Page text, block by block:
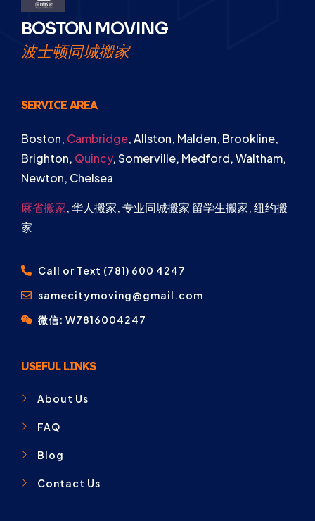
BOSTON MOVING
波士顿同城搬家
SERVICE AREA
Boston, Cambridge, Allston, Malden, Brookline,
Brighton, Quincy, Somerville, Medford, Waltham,
Newton, Chelsea
麻省搬家, 华人搬家, 专业同城搬家 留学生搬家, 纽约搬
家
Call or Text (781) 600 4247
samecitymoving@gmail.com
微信: W7816004247
USEFUL LINKS
About Us
FAQ
Blog
Contact Us